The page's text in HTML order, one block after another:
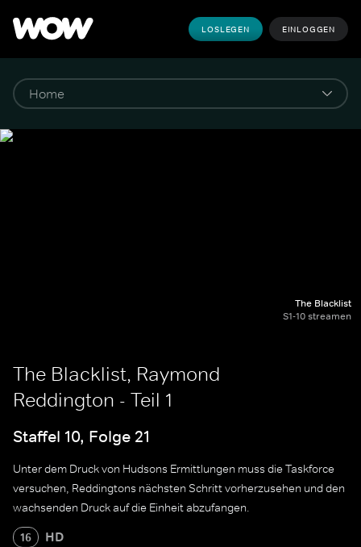
LOSLEGEN EINLOGGEN
The Blacklist
S1-10 streamen
The Blacklist, Raymond
Reddington - Teil 1
Staffel 10, Folge 21
Unter dem Druck von Hudsons Ermittlungen muss die Taskforce
versuchen, Reddingtons nächsten Schritt vorherzusehen und den
wachsenden Druck auf die Einheit abzufangen.
16 HD